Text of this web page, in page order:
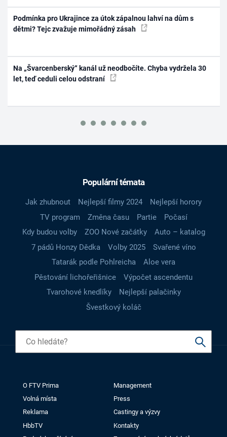
Podmínka pro Ukrajince za útok zápalnou lahví na dům s
dětmi? Tejc zvažuje mimořádný zásah
Na „Švarcenberský“ kanál už neodbočíte. Chyba vydržela 30
let, teď ceduli celou odstraní
Populární témata
Jak zhubnout Nejlepší filmy 2024
Nejlepší horory
TV program
Změna času Partie
Počasí
Kdy budou volby
ZOO Nové začátky
Auto – katalog
7 pádů Honzy Dědka
Volby 2025
Svařené víno
Tatarák podle Pohlreicha
Aloe vera
Pěstování lichořeřišnice
Výpočet ascendentu
Tvarohové knedlíky
Nejlepší palačinky
Švestkový koláč
O FTV Prima
Management
Volná místa
Press
Reklama
Castingy a výzvy
HbbTV
Kontakty